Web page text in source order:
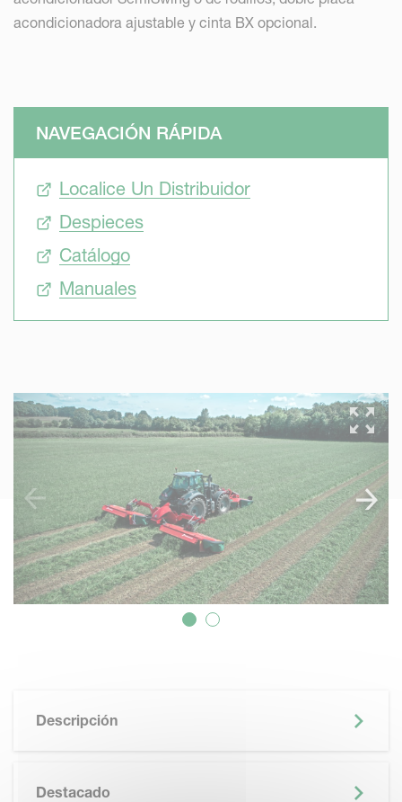
acondicionadora ajustable y cinta BX opcional.
NAVEGACIÓN RÁPIDA
Localice Un Distribuidor
Despieces
Catálogo
Manuales
Descripción
Destacado